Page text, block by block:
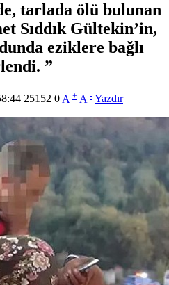
tarlada ölü bulunan
Sıddık Gültekin’in,
eziklere bağlı
25152 0 A + A - Yazdır